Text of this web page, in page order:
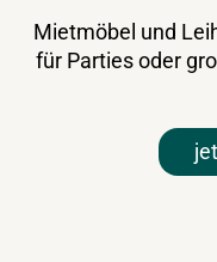
Mietmöbel und
für Parties oder